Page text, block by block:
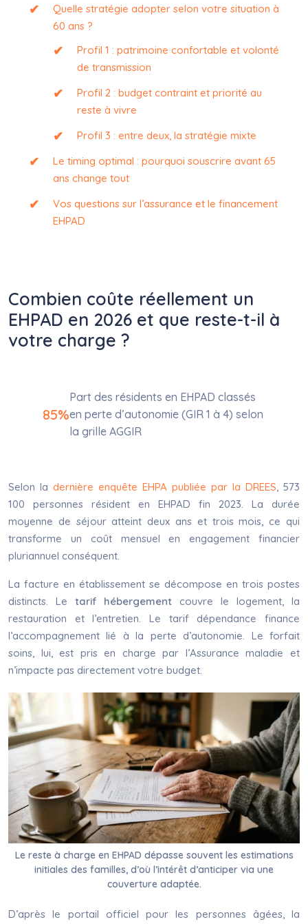
Quelle stratégie adopter selon votre situation à
60 ans ?
Profil 1 : patrimoine confortable et volonté
de transmission
Profil 2 : budget contraint et priorité au
reste à vivre
Profil 3 : entre deux, la stratégie mixte
Le timing optimal : pourquoi souscrire avant 65
ans change tout
Vos questions sur l’assurance et le financement
EHPAD
Combien coûte réellement un
EHPAD en 2026 et que reste-t-il à
votre charge ?
85%
Part des résidents en EHPAD classés
en perte d’autonomie (GIR 1 à 4) selon
la grille AGGIR
Selon la dernière enquête EHPA publiée par la DREES, 573
100 personnes résident en EHPAD fin 2023. La durée
moyenne de séjour atteint deux ans et trois mois, ce qui
transforme un coût mensuel en engagement financier
pluriannuel conséquent.
La facture en établissement se décompose en trois postes
distincts. Le tarif hébergement couvre le logement, la
restauration et l’entretien. Le tarif dépendance finance
l’accompagnement lié à la perte d’autonomie. Le forfait
soins, lui, est pris en charge par l’Assurance maladie et
n’impacte pas directement votre budget.
Le reste à charge en EHPAD dépasse souvent les estimations
initiales des familles, d’où l’intérêt d’anticiper via une
couverture adaptée.
D’après le portail officiel pour les personnes âgées, la